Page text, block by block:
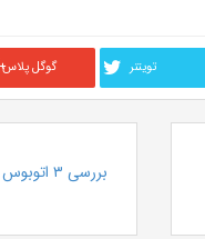
تويتنر گوگل پلاس
بررسی ۳ اتوبوس محبوب در بازار ایران